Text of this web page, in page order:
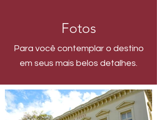
Fotos
Para você contemplar o destino
em seus mais belos detalhes.